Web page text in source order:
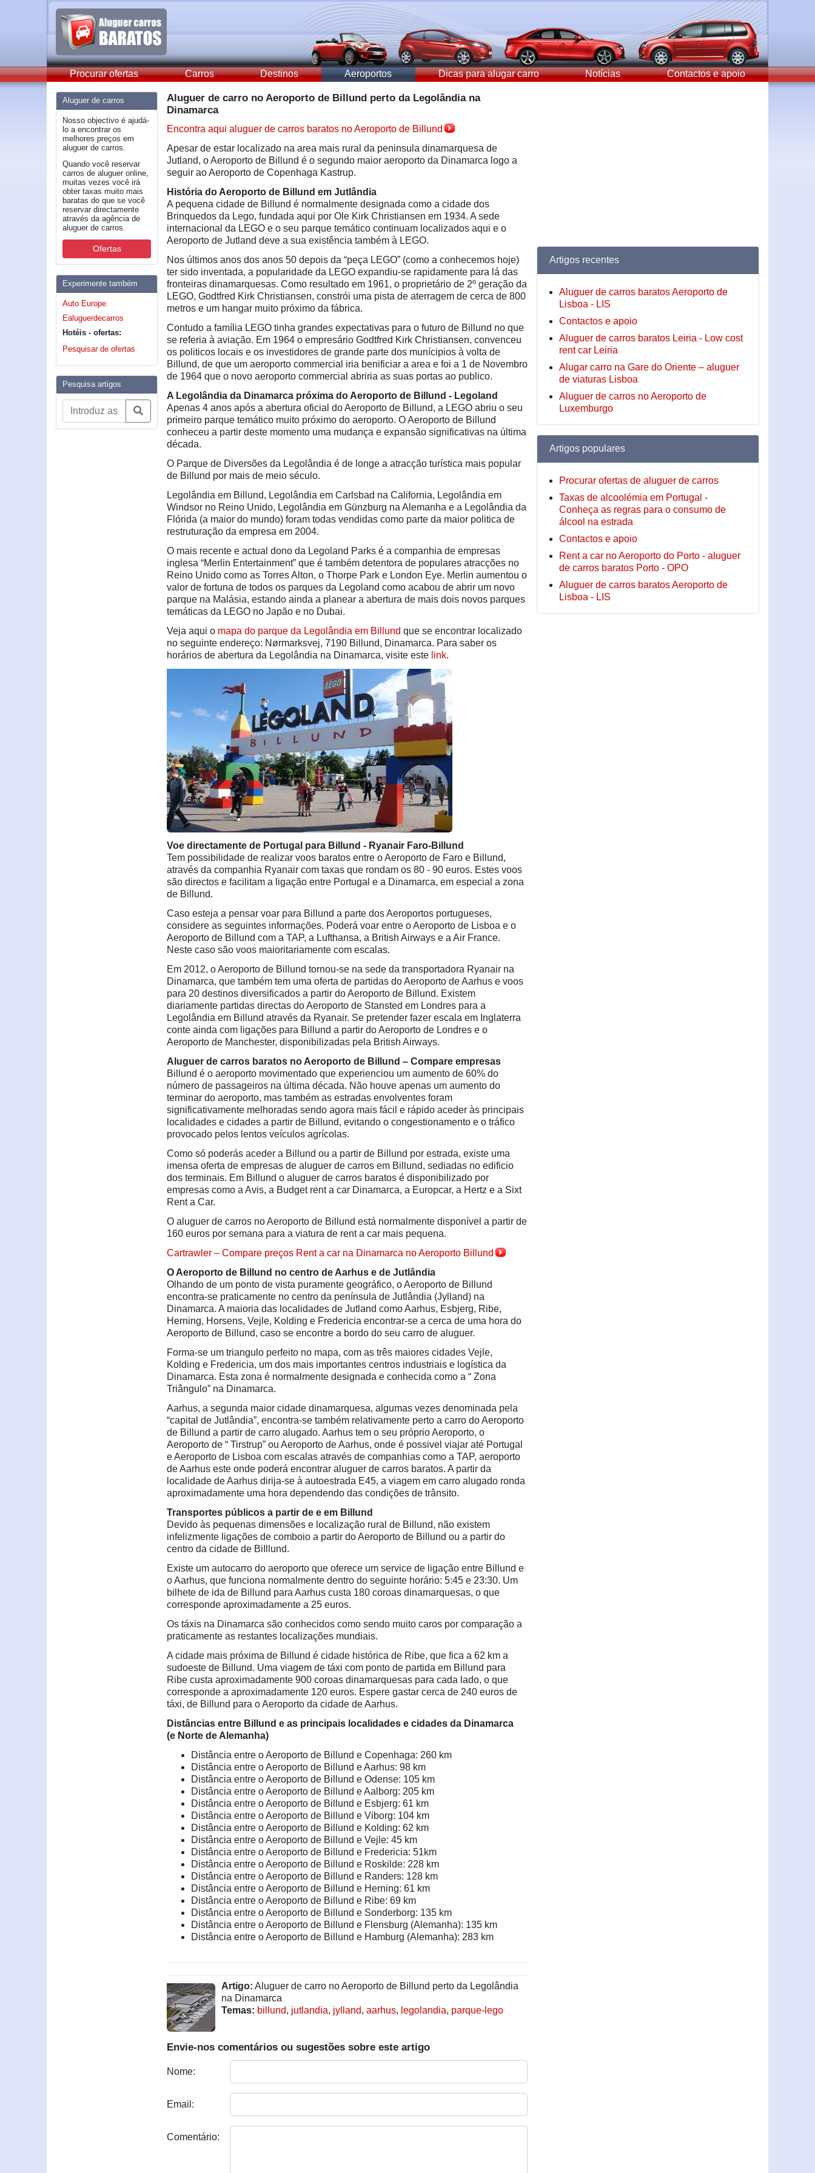
Procurar ofertas Carros Destinos Aeroportos Dicas para alugar carro Notícias Contactos e apoio
Aluguer de carros
Nosso objectivo é ajudá-
lo a encontrar os
melhores preços em
aluguer de carros.
Quando você reservar
carros de aluguer online,
muitas vezes você irá
obter taxas muito mais
baratas do que se você
reservar directamente
através da agência de
aluguer de carros.
Ofertas
Experimente também
Auto Europe
Ealuguerdecarros
Hotéis - ofertas:
Pesquisar de ofertas
Pesquisa artigos
Aluguer de carro no Aeroporto de Billund perto da Legolândia na
Dinamarca
Encontra aqui aluguer de carros baratos no Aeroporto de Billund
Apesar de estar localizado na area mais rural da peninsula dinamarquesa de
Jutland, o Aeroporto de Billund é o segundo maior aeroporto da Dinamarca logo a
seguir ao Aeroporto de Copenhaga Kastrup.
História do Aeroporto de Billund em Jutlândia
A pequena cidade de Billund é normalmente designada como a cidade dos
Brinquedos da Lego, fundada aqui por Ole Kirk Christiansen em 1934. A sede
internacional da LEGO e o seu parque temático continuam localizados aqui e o
Aeroporto de Jutland deve a sua existência também à LEGO.
Nos últimos anos dos anos 50 depois da “peça LEGO” (como a conhecemos hoje)
ter sido inventada, a popularidade da LEGO expandiu-se rapidamente para lá das
fronteiras dinamarquesas. Como resultado em 1961, o proprietário de 2º geração da
LEGO, Godtfred Kirk Christiansen, constrói uma pista de aterragem de cerca de 800
metros e um hangar muito próximo da fábrica.
Contudo a família LEGO tinha grandes expectativas para o futuro de Billund no que
se referia à aviação. Em 1964 o empresário Godtfred Kirk Christiansen, convenceu
os politicos locais e os investidores de grande parte dos munícipios à volta de
Billund, de que um aeroporto commercial iria benificiar a area e foi a 1 de Novembro
de 1964 que o novo aeroporto commercial abriria as suas portas ao publico.
A Legolândia da Dinamarca próxima do Aeroporto de Billund - Legoland
Apenas 4 anos após a abertura oficial do Aeroporto de Billund, a LEGO abriu o seu
primeiro parque temático muito próximo do aeroporto. O Aeroporto de Billund
conheceu a partir deste momento uma mudança e expansão significativas na última
década.
O Parque de Diversões da Legolândia é de longe a atracção turística mais popular
de Billund por mais de meio século.
Legolândia em Billund, Legolândia em Carlsbad na California, Legolândia em
Windsor no Reino Unido, Legolândia em Günzburg na Alemanha e a Legolândia da
Flórida (a maior do mundo) foram todas vendidas como parte da maior politica de
restruturação da empresa em 2004.
O mais recente e actual dono da Legoland Parks é a companhia de empresas
inglesa “Merlin Entertainment” que é também detentora de populares atracções no
Reino Unido como as Torres Alton, o Thorpe Park e London Eye. Merlin aumentou o
valor de fortuna de todos os parques da Legoland como acabou de abrir um novo
parque na Malásia, estando ainda a planear a abertura de mais dois novos parques
temáticas da LEGO no Japão e no Dubai.
Veja aqui o mapa do parque da Legolândia em Billund que se encontrar localizado
no seguinte endereço: Nørmarksvej, 7190 Billund, Dinamarca. Para saber os
horários de abertura da Legolândia na Dinamarca, visite este link.
Voe directamente de Portugal para Billund - Ryanair Faro-Billund
Tem possibilidade de realizar voos baratos entre o Aeroporto de Faro e Billund,
através da companhia Ryanair com taxas que rondam os 80 - 90 euros. Estes voos
são directos e facilitam a ligação entre Portugal e a Dinamarca, em especial a zona
de Billund.
Caso esteja a pensar voar para Billund a parte dos Aeroportos portugueses,
considere as seguintes informações. Poderá voar entre o Aeroporto de Lisboa e o
Aeroporto de Billund com a TAP, a Lufthansa, a British Airways e a Air France.
Neste caso são voos maioritariamente com escalas.
Em 2012, o Aeroporto de Billund tornou-se na sede da transportadora Ryanair na
Dinamarca, que também tem uma oferta de partidas do Aeroporto de Aarhus e voos
para 20 destinos diversificados a partir do Aeroporto de Billund. Existem
diariamente partidas directas do Aeroporto de Stansted em Londres para a
Legolândia em Billund através da Ryanair. Se pretender fazer escala em Inglaterra
conte ainda com ligações para Billund a partir do Aeroporto de Londres e o
Aeroporto de Manchester, disponibilizadas pela British Airways.
Aluguer de carros baratos no Aeroporto de Billund – Compare empresas
Billund é o aeroporto movimentado que experienciou um aumento de 60% do
número de passageiros na última década. Não houve apenas um aumento do
terminar do aeroporto, mas também as estradas envolventes foram
significativamente melhoradas sendo agora mais fácil e rápido aceder às principais
localidades e cidades a partir de Billund, evitando o congestionamento e o tráfico
provocado pelos lentos veículos agrícolas.
Como só poderás aceder a Billund ou a partir de Billund por estrada, existe uma
imensa oferta de empresas de aluguer de carros em Billund, sediadas no edificio
dos terminais. Em Billund o aluguer de carros baratos é disponibilizado por
empresas como a Avis, a Budget rent a car Dinamarca, a Europcar, a Hertz e a Sixt
Rent a Car.
O aluguer de carros no Aeroporto de Billund está normalmente disponível a partir de
160 euros por semana para a viatura de rent a car mais pequena.
Cartrawler – Compare preços Rent a car na Dinamarca no Aeroporto Billund
O Aeroporto de Billund no centro de Aarhus e deJutlândia
Olhando de um ponto de vista puramente geográfico, o Aeroporto de Billund
encontra-se praticamente no centro da península de Jutlândia (Jylland) na
Dinamarca. A maioria das localidades de Jutland como Aarhus, Esbjerg, Ribe,
Herning, Horsens, Vejle, Kolding e Fredericia encontrar-se a cerca de uma hora do
Aeroporto de Billund, caso se encontre a bordo do seu carro de aluguer.
Forma-se um triangulo perfeito no mapa, com as três maiores cidades Vejle,
Kolding e Fredericia, um dos mais importantes centros industriais e logística da
Dinamarca. Esta zona é normalmente designada e conhecida como a “ Zona
Triângulo” na Dinamarca.
Aarhus, a segunda maior cidade dinamarquesa, algumas vezes denominada pela
“capital de Jutlândia”, encontra-se também relativamente perto a carro do Aeroporto
de Billund a partir de carro alugado. Aarhus tem o seu próprio Aeroporto, o
Aeroporto de “ Tirstrup” ou Aeroporto de Aarhus, onde é possivel viajar até Portugal
e Aeroporto de Lisboa com escalas através de companhias como a TAP, aeroporto
de Aarhus este onde poderá encontrar aluguer de carros baratos. A partir da
localidade de Aarhus dirija-se à autoestrada E45, a viagem em carro alugado ronda
aproximadamente uma hora dependendo das condições de trânsito.
Transportes públicos a partir de e em Billund
Devido às pequenas dimensões e localização rural de Billund, não existem
infelizmente ligações de comboio a partir do Aeroporto de Billund ou a partir do
centro da cidade de BiIllund.
Existe um autocarro do aeroporto que oferece um service de ligação entre Billund e
o Aarhus, que funciona normalmente dentro do seguinte horário: 5:45 e 23:30. Um
bilhete de ida de Billund para Aarhus custa 180 coroas dinamarquesas, o que
corresponde aproximadamente a 25 euros.
Os táxis na Dinamarca são conhecidos como sendo muito caros por comparação a
praticamente as restantes localizações mundiais.
A cidade mais próxima de Billund é cidade histórica de Ribe, que fica a 62 km a
sudoeste de Billund. Uma viagem de táxi com ponto de partida em Billund para
Ribe custa aproximadamente 900 coroas dinamarquesas para cada lado, o que
corresponde a aproximadamente 120 euros. Espere gastar cerca de 240 euros de
táxi, de Billund para o Aeroporto da cidade de Aarhus.
Distâncias entre Billund e as principais localidades e cidades da Dinamarca
(e Norte de Alemanha)
Distância entre o Aeroporto de Billund e Copenhaga: 260 km
Distância entre o Aeroporto de Billund e Aarhus: 98 km
Distância entre o Aeroporto de Billund e Odense: 105 km
Distância entre o Aeroporto de Billund e Aalborg: 205 km
Distância entre o Aeroporto de Billund e Esbjerg: 61 km
Distância entre o Aeroporto de Billund e Viborg: 104 km
Distância entre o Aeroporto de Billund e Kolding: 62 km
Distância entre o Aeroporto de Billund e Vejle: 45 km
Distância entre o Aeroporto de Billund e Fredericia: 51km
Distância entre o Aeroporto de Billund e Roskilde: 228 km
Distância entre o Aeroporto de Billund e Randers: 128 km
Distância entre o Aeroporto de Billund e Herning: 61 km
Distância entre o Aeroporto de Billund e Ribe: 69 km
Distância entre o Aeroporto de Billund e Sonderborg: 135 km
Distância entre o Aeroporto de Billund e Flensburg (Alemanha): 135 km
Distância entre o Aeroporto de Billund e Hamburg (Alemanha): 283 km
Artigo: Aluguer de carro no Aeroporto de Billund perto da Legolândia
na Dinamarca
Temas: billund, jutlandia, jylland,aarhus, legolandia, parque-lego
Envie-nos comentários ou sugestões sobre este artigo
Nome:
Email:
Comentário:
Artigos recentes
Aluguer de carros baratos Aeroporto de
Lisboa - LIS
Contactos e apoio
Aluguer de carros baratos Leiria - Low cost
rent car Leiria
Alugar carro na Gare do Oriente – aluguer
de viaturas Lisboa
Aluguer de carros no Aeroporto de
Luxemburgo
Artigos populares
Procurar ofertas de aluguer de carros
Taxas de alcoolémia em Portugal -
Conheça as regras para o consumo de
álcool na estrada
Contactos e apoio
Rent a car no Aeroporto do Porto - aluguer
de carros baratos Porto - OPO
Aluguer de carros baratos Aeroporto de
Lisboa - LIS